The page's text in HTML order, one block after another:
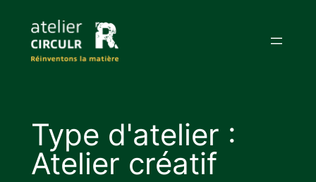
contenu
Type d'atelier :
Atelier créatif